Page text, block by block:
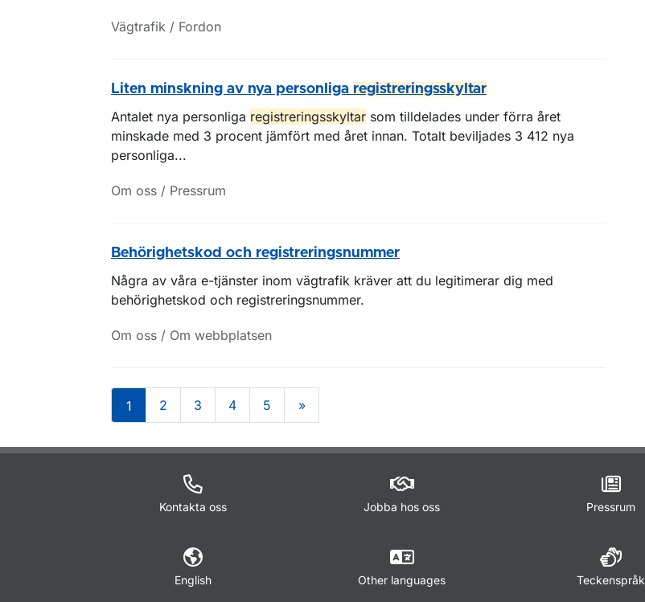
Vägtrafik / Fordon
Liten minskning av nya personliga registreringsskyltar
Antalet nya personliga registreringsskyltar som tilldelades under förra året
minskade med 3 procent jämfört med året innan. Totalt beviljades 3 412 nya
personliga...
Om oss / Pressrum
Behörighetskod och registreringsnummer
Några av våra e-tjänster inom vägtrafik kräver att du legitimerar dig med
behörighetskod och registreringsnummer.
Om oss / Om webbplatsen
1 2 3 4 5 »
Om sidan
Kontakta oss Jobba hos oss Pressrum
English Other languages Teckenspråk